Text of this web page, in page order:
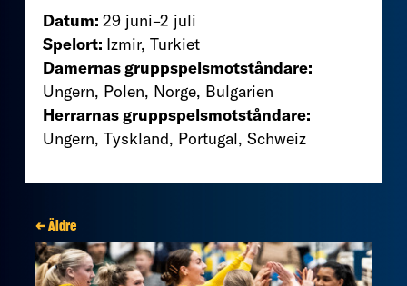
Datum: 29 juni–2 juli
Spelort: Izmir, Turkiet
Damernas gruppspelsmotståndare:
Ungern, Polen, Norge, Bulgarien
Herrarnas gruppspelsmotståndare:
Ungern, Tyskland, Portugal, Schweiz
← Äldre